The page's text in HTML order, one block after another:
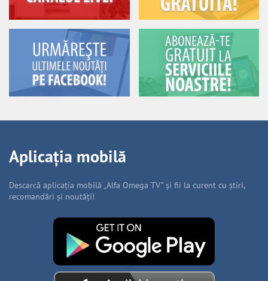
Aplicația mobilă
Descarcă aplicația mobilă „Alfa Omega TV” și fii la curent cu știri,
recomandări și noutăți!